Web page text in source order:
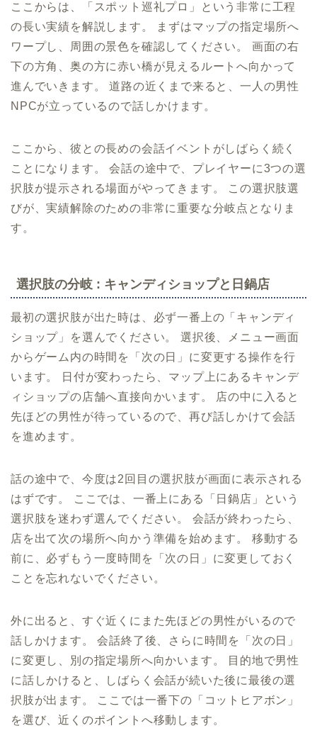
ここからは、「スポット巡礼プロ」という非常に工程
の長い実績を解説します。 まずはマップの指定場所へ
ワープし、周囲の景色を確認してください。 画面の右
下の方角、奥の方に赤い橋が見えるルートへ向かって
進んでいきます。 道路の近くまで来ると、一人の男性
NPCが立っているので話しかけます。
ここから、彼との長めの会話イベントがしばらく続く
ことになります。 会話の途中で、プレイヤーに3つの選
択肢が提示される場面がやってきます。 この選択肢選
びが、実績解除のための非常に重要な分岐点となりま
す。
選択肢の分岐 : キャンディショップと日鍋店
最初の選択肢が出た時は、必ず一番上の「キャンディ
ショップ」を選んでください。 選択後、メニュー画面
からゲーム内の時間を「次の日」に変更する操作を行
います。 日付が変わったら、マップ上にあるキャンデ
ィショップの店舗へ直接向かいます。 店の中に入ると
先ほどの男性が待っているので、再び話しかけて会話
を進めます。
話の途中で、今度は2回目の選択肢が画面に表示される
はずです。 ここでは、一番上にある「日鍋店」という
選択肢を迷わず選んでください。 会話が終わったら、
店を出て次の場所へ向かう準備を始めます。 移動する
前に、必ずもう一度時間を「次の日」に変更しておく
ことを忘れないでください。
外に出ると、すぐ近くにまた先ほどの男性がいるので
話しかけます。 会話終了後、さらに時間を「次の日」
に変更し、別の指定場所へ向かいます。 目的地で男性
に話しかけると、しばらく会話が続いた後に最後の選
択肢が出ます。 ここでは一番下の「コットヒアボン」
を選び、近くのポイントへ移動します。